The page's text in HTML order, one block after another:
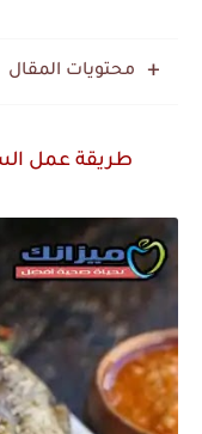
محتويات المقال
طريقة عمل